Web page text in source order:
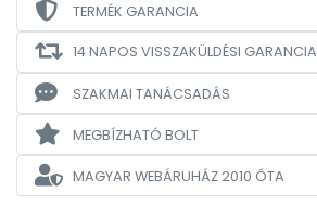
TERMÉK GARANCIA
14 NAPOS VISSZAKÜLDÉSI GARANCIA
SZAKMAI TANÁCSADÁS
MEGBÍZHATÓ BOLT
MAGYAR WEBÁRUHÁZ2010 ÓTA